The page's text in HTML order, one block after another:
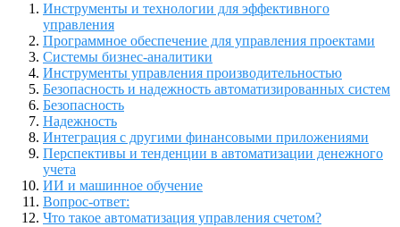
Инструменты и технологии для эффективного
управления
Программное обеспечение для управления проектами
Системы бизнес-аналитики
Инструменты управления производительностью
Безопасность и надежность автоматизированных систем
Безопасность
Надежность
Интеграция с другими финансовыми приложениями
Перспективы и тенденции в автоматизации денежного
учета
ИИ и машинное обучение
Вопрос-ответ:
Что такое автоматизация управления счетом?